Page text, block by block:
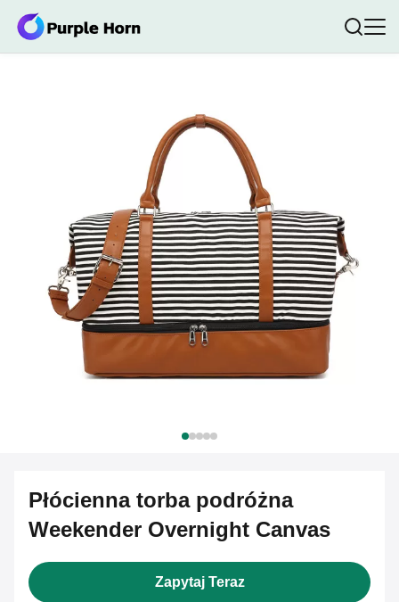
Płócienna torba podróżna
Weekender Overnight Canvas
Zapytaj Teraz